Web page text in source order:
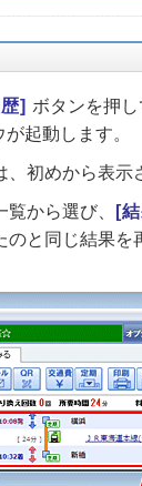
] ボタンを押
起動します。
初めから表示
から選び、 [
のと同じ結果